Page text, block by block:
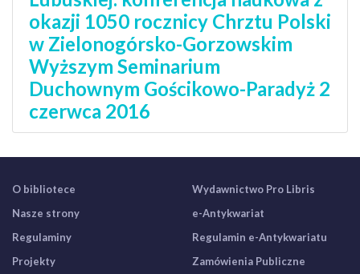
okazji 1050 rocznicy Chrztu Polski
w Zielonogórsko-Gorzowskim
Wyższym Seminarium
Duchownym Gościkowo-Paradyż 2
czerwca 2016
O bibliotece
Nasze strony
Regulaminy
Projekty
Wydawnictwo Pro Libris
e-Antykwariat
Regulamin e-Antykwariatu
Zamówienia Publiczne